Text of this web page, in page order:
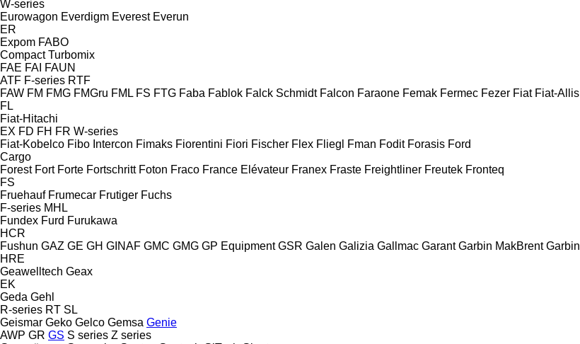
W-series
Eurowagon Everdigm Everest Everun
ER
Expom FABO
Compact Turbomix
FAE FAI FAUN
ATF F-series RTF
FAW FM FMG FMGru FML FS FTG Faba Fablok Falck Schmidt Falcon Faraone Femak Fermec Fezer Fiat Fiat-Allis
FL
Fiat-Hitachi
EX FD FH FR W-series
Fiat-Kobelco Fibo Intercon Fimaks Fiorentini Fiori Fischer Flex Fliegl Fman Fodit Forasis Ford
Cargo
Forest Fort Forte Fortschritt Foton Fraco France Elévateur Franex Fraste Freightliner Freutek Fronteq
FS
Fruehauf Frumecar Frutiger Fuchs
F-series MHL
Fundex Furd Furukawa
HCR
Fushun GAZ GE GH GINAF GMC GMG GP Equipment GSR Galen Galizia Gallmac Garant Garbin MakBrent Garbin
HRE
Geawelltech Geax
EK
Geda Gehl
R-series RT SL
Geismar Geko Gelco Gemsa Genie
AWP GR GS S series Z series